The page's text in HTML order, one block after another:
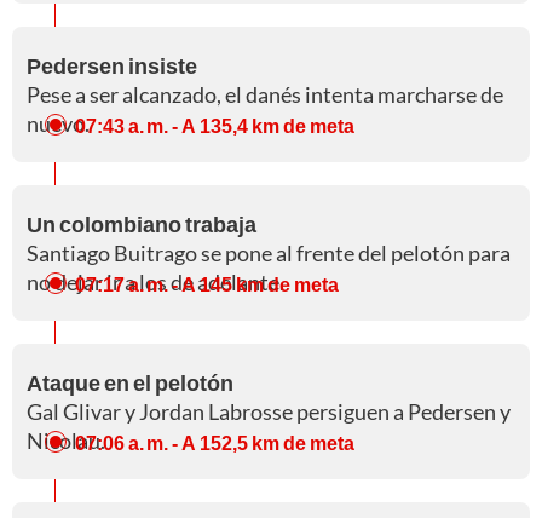
Pedersen insiste
Pese a ser alcanzado, el danés intenta marcharse de
nuevo.07:43 a. m.- A 135,4 km de meta
Un colombiano trabaja
Santiago Buitrago se pone al frente del pelotón para
no dejar ir a los de adelante.
07:17 a. m.- A 145 km de meta
Ataque en el pelotón
Gal Glivar y Jordan Labrosse persiguen a Pedersen y
Nicolau.07:06 a. m.- A 152,5 km de meta